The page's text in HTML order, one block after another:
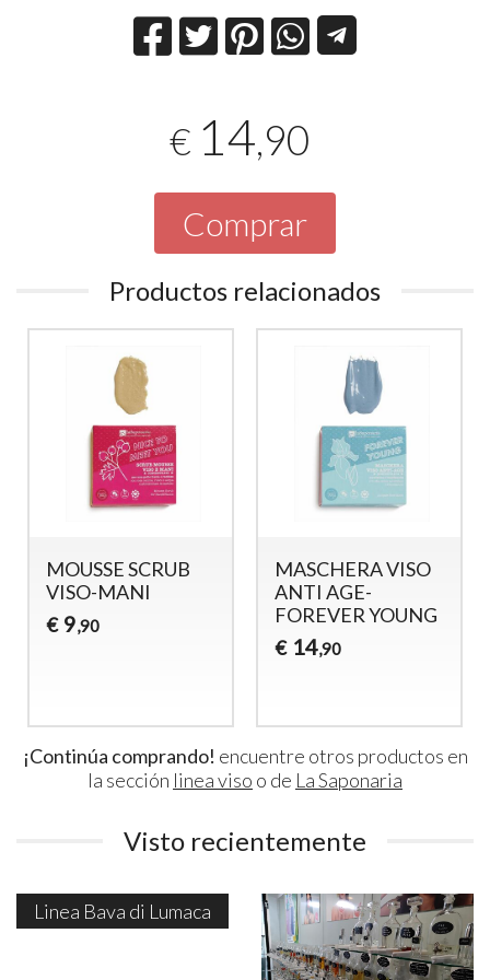
€ 14,90
Comprar
Productos relacionados
MOUSSE SCRUB
VISO-MANI
€ 9,90
MASCHERA VISO
ANTI AGE-
FOREVER YOUNG
€ 14,90
¡Continúa comprando! encuentre otros productos en
la sección linea viso o de La Saponaria
Visto recientemente
Linea Bava di Lumaca